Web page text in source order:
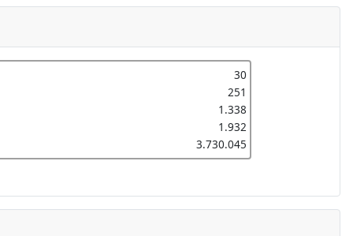
30
251
1.338
1.932
3.730.045